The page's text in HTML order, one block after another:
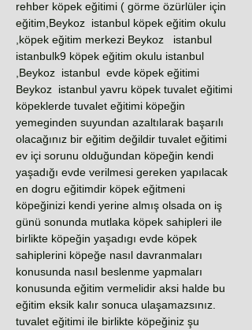
rehber köpek eğitimi ( görme özürlüler için
eğitim,Beykoz istanbul köpek eğitim okulu
,köpek eğitim merkezi Beykoz istanbul
istanbulk9 köpek eğitim okulu istanbul
,Beykoz istanbul evde köpek eğitimi
Beykoz istanbul yavru köpek tuvalet eğitimi
köpeklerde tuvalet eğitimi köpeğin
yemeginden suyundan azaltılarak başarılı
olacağınız bir eğitim değildir tuvalet eğitimi
ev içi sorunu olduğundan köpeğin kendi
yaşadığı evde verilmesi gereken yapılacak
en dogru eğitimdir köpek eğitmeni
köpeğinizi kendi yerine almış olsada on iş
günü sonunda mutlaka köpek sahipleri ile
birlikte köpeğin yaşadıgı evde köpek
sahiplerini köpeğe nasıl davranmaları
konusunda nasıl beslenme yapmaları
konusunda eğitim vermelidir aksi halde bu
eğitim eksik kalır sonuca ulaşamazsınız.
tuvalet eğitimi ile birlikte köpeğiniz şu